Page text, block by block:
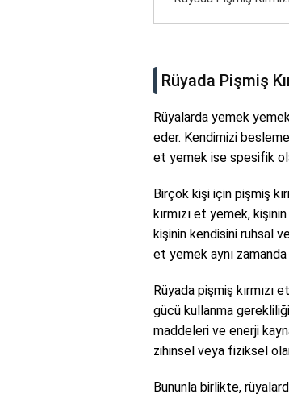
Rüyada Pişmiş
Rüyalarda yemek
eder. Kendimizi
et yemek ise spesifik
Birçok kişi için pişmiş
kırmızı et yemek,
kişinin kendisini ruhsal
et yemek aynı
Rüyada pişmiş kırmızı
gücü kullanma
maddeleri ve enerji
zihinsel veya fiziksel
Bununla birlikte,